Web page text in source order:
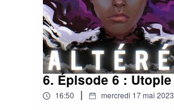
6. Épisode 6 : Utopie
16:50 | mercredi 17 mai 2023